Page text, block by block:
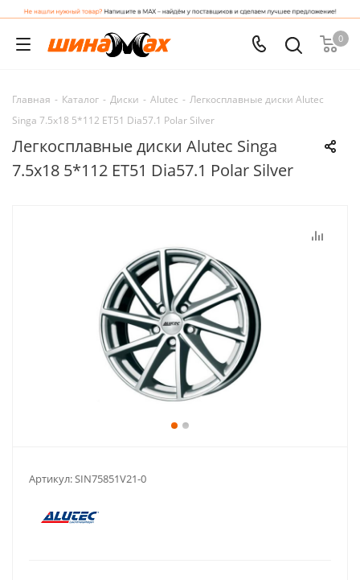
0
Главная - Каталог - Диски - Alutec - Легкосплавные диски Alutec
Singa 7.5x18 5*112 ET51 Dia57.1 Polar Silver
Легкосплавные диски Alutec Singa
7.5x18 5*112 ET51 Dia57.1 Polar Silver
Артикул:SIN75851V21-0